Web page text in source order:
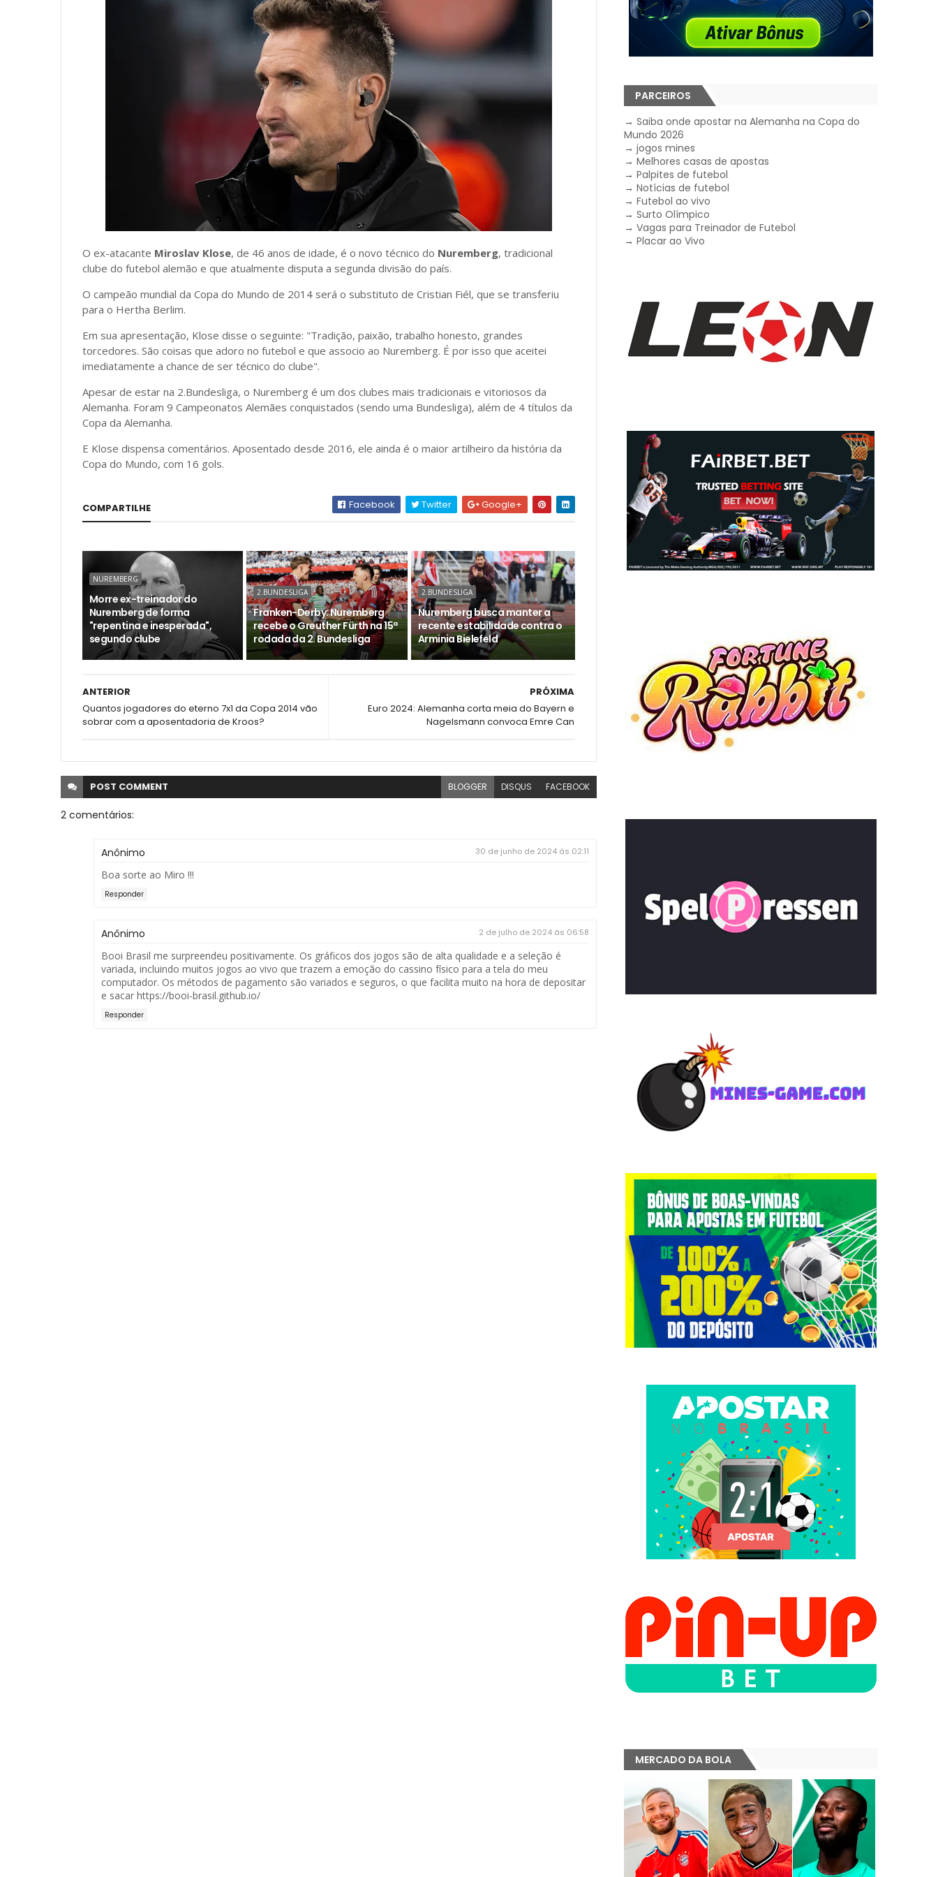
O ex-atacante Miroslav Klose, de 46 anos de idade, é o novo técnico do Nuremberg, tradicional
clube do futebol alemão e que atualmente disputa a segunda divisão do país.
O campeão mundial da Copa do Mundo de 2014 será o substituto de Cristian Fiél, que se transferiu
para o Hertha Berlim.
Em sua apresentação, Klose disse o seguinte: "Tradição, paixão, trabalho honesto, grandes
torcedores. São coisas que adoro no futebol e que associo ao Nuremberg. É por isso que aceitei
imediatamente a chance de ser técnico do clube".
Apesar de estar na 2.Bundesliga, o Nuremberg é um dos clubes mais tradicionais e vitoriosos da
Alemanha. Foram 9 Campeonatos Alemães conquistados (sendo uma Bundesliga), além de 4 títulos da
Copa da Alemanha.
E Klose dispensa comentários. Aposentado desde 2016, ele ainda é o maior artilheiro da história da
Copa do Mundo, com 16 gols.
COMPARTILHE Facebook Twitter Google+
NUREMBERG
Morre ex-treinador do
Nuremberg de forma
"repentina e inesperada",
segundo clube
2.BUNDESLIGA
Franken-Derby: Nuremberg
recebe o Greuther Fürth na 15ª
rodada da 2. Bundesliga
2.BUNDESLIGA
Nuremberg busca manter a
recente estabilidade contra o
Arminia Bielefeld
PRÓXIMA
Euro 2024: Alemanha corta meia do Bayern e
Nagelsmann convoca Emre Can
ANTERIOR
Quantos jogadores do eterno 7x1 da Copa 2014 vão
sobrar com a aposentadoria de Kroos?
POST COMMENT BLOGGER DISQUS FACEBOOK
2 comentários:
Anônimo 30 de junho de 2024 às 02:11
Boa sorte ao Miro !!!
Responder
Anônimo 2 de julho de 2024 às 06:58
Booi Brasil me surpreendeu positivamente. Os gráficos dos jogos são de alta qualidade e a seleção é
variada, incluindo muitos jogos ao vivo que trazem a emoção do cassino físico para a tela do meu
computador. Os métodos de pagamento são variados e seguros, o que facilita muito na hora de depositar
e sacar https://booi-brasil.github.io/
Responder
PARCEIROS
→Saiba onde apostar na Alemanha na Copa do
Mundo 2026
→jogos mines
→Melhores casas de apostas
→Palpites de futebol
→Notícias de futebol
→Futebol ao vivo
→Surto Olímpico
→Vagas para Treinador de Futebol
→Placar ao Vivo
MERCADO DA BOLA